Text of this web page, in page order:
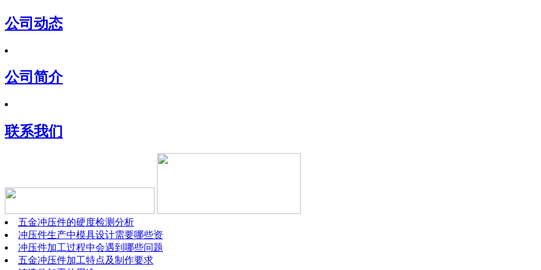
公司动态
公司简介
联系我们
五金冲压件的硬度检测分析
冲压件生产中模具设计需要哪些资
冲压件加工过程中会遇到哪些问题
五金冲压件加工特点及制作要求